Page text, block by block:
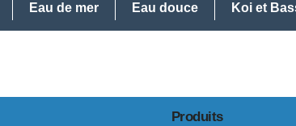
Eau de mer Eau douce Koi et
Produits